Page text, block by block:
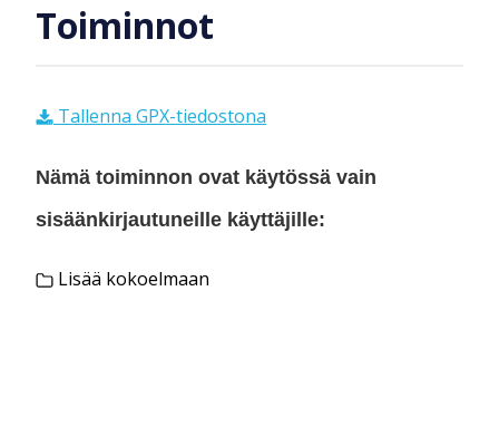
Toiminnot
Tallenna GPX-tiedostona
Nämä toiminnon ovat käytössä vain
sisäänkirjautuneille käyttäjille:
Lisää kokoelmaan